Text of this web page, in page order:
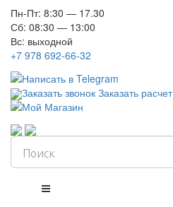
Пн-Пт: 8:30 — 17.30
Сб: 08:30 — 13:00
Вс: выходной
+7 978 692-66-32
Заказать звонок Заказать расчет